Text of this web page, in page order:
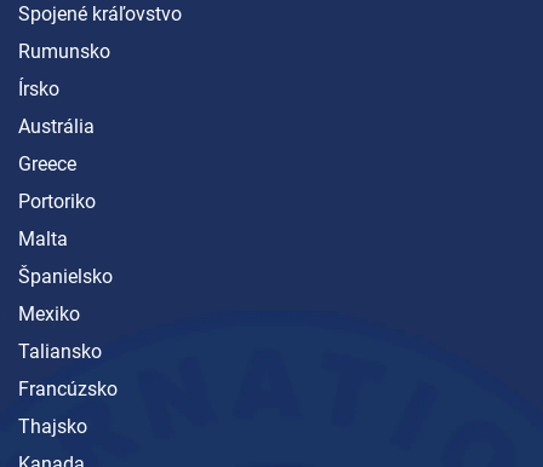
Spojené kráľovstvo
Rumunsko
Írsko
Austrália
Greece
Portoriko
Malta
Španielsko
Mexiko
Taliansko
Francúzsko
Thajsko